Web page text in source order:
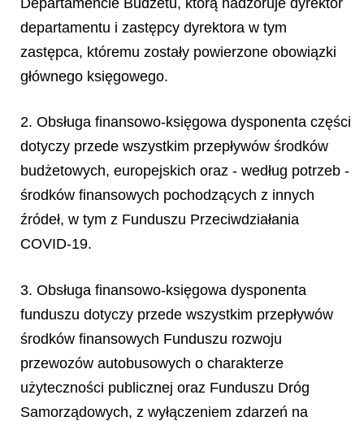
departamentu i zastępcy dyrektora w tym
zastępca, któremu zostały powierzone obowiązki
głównego księgowego.
2. Obsługa finansowo-księgowa dysponenta części
dotyczy przede wszystkim przepływów środków
budżetowych, europejskich oraz - według potrzeb -
środków finansowych pochodzących z innych
źródeł, w tym z Funduszu Przeciwdziałania
COVID-19.
3. Obsługa finansowo-księgowa dysponenta
funduszu dotyczy przede wszystkim przepływów
środków finansowych Funduszu rozwoju
przewozów autobusowych o charakterze
użyteczności publicznej oraz Funduszu Dróg
Samorządowych, z wyłączeniem zdarzeń na